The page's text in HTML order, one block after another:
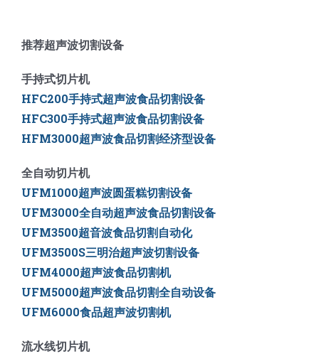
推荐超声波切割设备
手持式切片机
HFC200手持式超声波食品切割设备
HFC300手持式超声波食品切割设备
HFM3000超声波食品切割经济型设备
全自动切片机
UFM1000超声波圆蛋糕切割设备
UFM3000全自动超声波食品切割设备
UFM3500超音波食品切割自动化
UFM3500S三明治超声波切割设备
UFM4000超声波食品切割机
UFM5000超声波食品切割全自动设备
UFM6000食品超声波切割机
流水线切片机